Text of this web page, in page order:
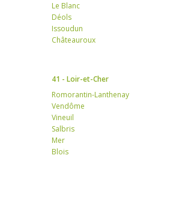
Le Blanc
Déols
Issoudun
Châteauroux
41 - Loir-et-Cher
Romorantin-Lanthenay
Vendôme
Vineuil
Salbris
Mer
Blois